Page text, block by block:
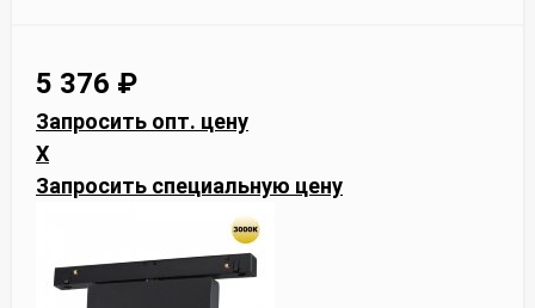
5 376 ₽
Запросить опт. цену
X
Запросить специальную цену